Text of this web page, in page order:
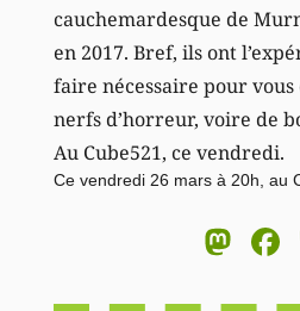
cauchemardesque de
en 2017. Bref, ils ont
faire nécessaire pour
nerfs d’horreur, voire de
Au Cube521, ce vendredi.
Ce vendredi 26 mars à 20h, au